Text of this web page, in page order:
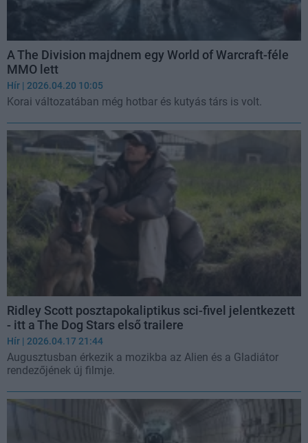
A The Division majdnem egy World of Warcraft-féle
MMO lett
Hír | 2026.04.20 10:05
Korai változatában még hotbar és kutyás társ is volt.
Ridley Scott posztapokaliptikus sci-fivel jelentkezett
- itt a The Dog Stars első trailere
Hír | 2026.04.17 21:44
Augusztusban érkezik a mozikba az Alien és a Gladiátor
rendezőjének új filmje.